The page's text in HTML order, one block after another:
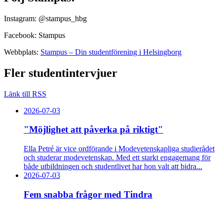
Instagram: @stampus_hbg
Facebook: Stampus
Webbplats: Stampus – Din studentförening i Helsingborg
Fler studentintervjuer
Länk till RSS
2026-07-03
"Möjlighet att påverka på riktigt"
Ella Petré är vice ordförande i Modevetenskapliga studierådet
och studerar modevetenskap. Med ett starkt engagemang för
både utbildningen och studentlivet har hon valt att bidra...
2026-07-03
Fem snabba frågor med Tindra